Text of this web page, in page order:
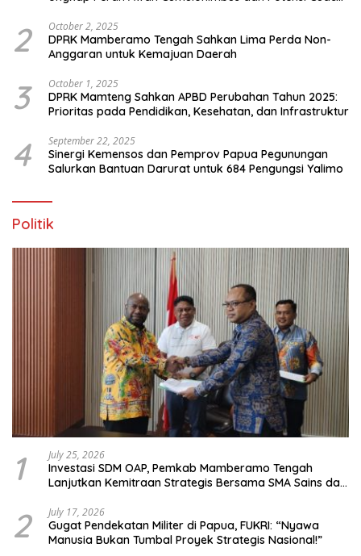
2 October 2, 2025
DPRK Mamberamo Tengah Sahkan Lima Perda Non-
Anggaran untuk Kemajuan Daerah
3 October 1, 2025
DPRK Mamteng Sahkan APBD Perubahan Tahun 2025:
Prioritas pada Pendidikan, Kesehatan, dan Infrastruktur
4 September 22, 2025
Sinergi Kemensos dan Pemprov Papua Pegunungan
Salurkan Bantuan Darurat untuk 684 Pengungsi Yalimo
Politik
1 July 25, 2026
Investasi SDM OAP, Pemkab Mamberamo Tengah
Lanjutkan Kemitraan Strategis Bersama SMA Sains dan
2 July 17, 2026
Gugat Pendekatan Militer di Papua, FUKRI: “Nyawa
Manusia Bukan Tumbal Proyek Strategis Nasional!”